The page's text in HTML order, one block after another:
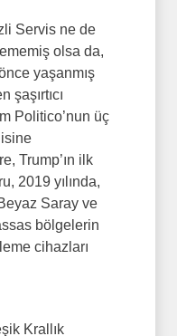
Servis ne de
olsa da,
yaşanmış
şaşırtıcı
Politico’nun üç
Trump’ın ilk
2019 yılında,
Saray ve
bölgelerin
cihazları
Krallık